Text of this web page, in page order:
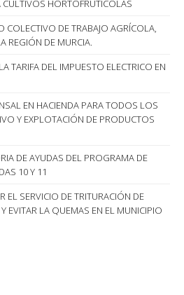
HORTOFRUTICOLAS
COLECTIVO DE TRABAJO AGRÍCOLA,
REGIÓN DE MURCIA.
TARIFA DEL IMPUESTO ELECTRICO EN
EN HACIENDA PARA TODOS LOS
Y EXPLOTACIÓN DE PRODUCTOS
DE AYUDAS DEL PROGRAMA DE
10 Y 11
EL SERVICIO DE TRITURACIÓN DE
EVITAR LA QUEMAS EN EL MUNICIPIO